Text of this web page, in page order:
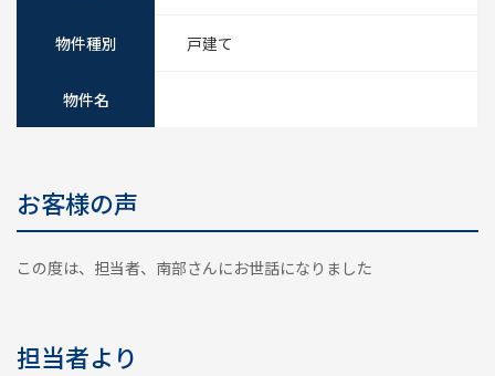
物件種別 戸建て
物件名
お客様の声
この度は、担当者、南部さんにお世話になりました
担当者より